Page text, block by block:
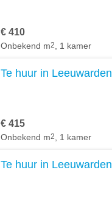
€ 410
Onbekend m2 , 1 kamer
Te huur in Leeuwarden
€ 415
Onbekend m2 , 1 kamer
Te huur in Leeuwarden